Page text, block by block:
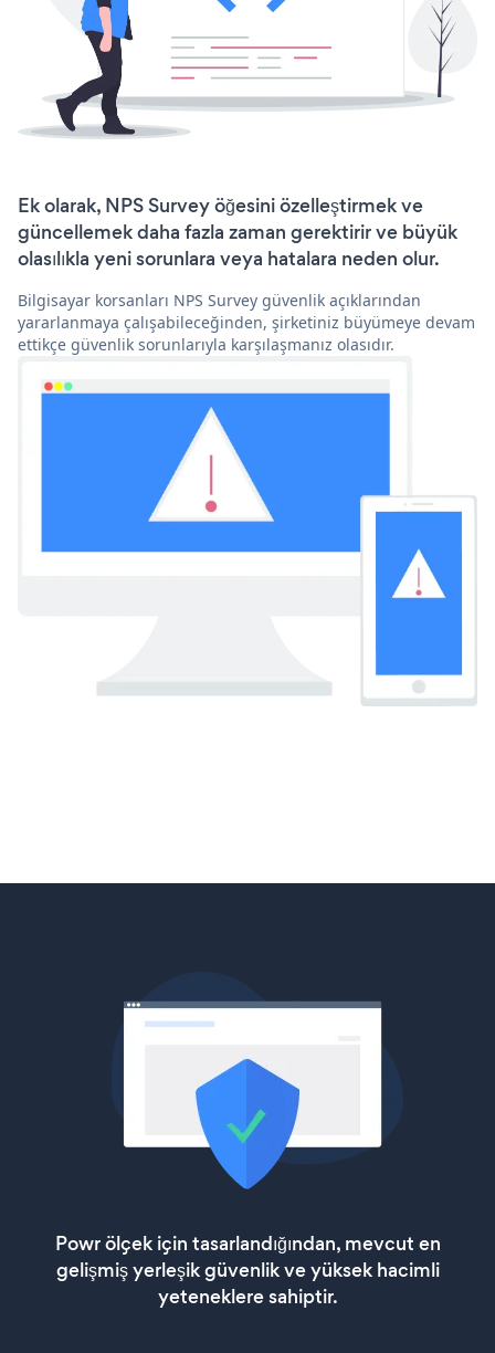
Ek olarak, NPS Survey öğesini özelleştirmek ve
güncellemek daha fazla zaman gerektirir ve büyük
olasılıkla yeni sorunlara veya hatalara neden olur.
Bilgisayar korsanları NPS Survey güvenlik açıklarından
yararlanmaya çalışabileceğinden, şirketiniz büyümeye devam
ettikçe güvenlik sorunlarıyla karşılaşmanız olasıdır.
Powr ölçek için tasarlandığından, mevcut en
gelişmiş yerleşik güvenlik ve yüksek hacimli
yeteneklere sahiptir.